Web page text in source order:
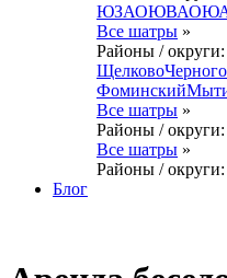
ЮЗАОЮВАО
Все шатры »
Районы / округи:
Щелково
Фоминский
Все шатры »
Районы / округи:
Все шатры »
Районы / округи:
Блог